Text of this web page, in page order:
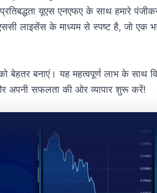
यूएस एनएफए के साथ हमारे
लाइसेंस के माध्यम से स्पष्ट है, जो एक
बनाएं। यह महत्वपूर्ण लाभ के साथ
अपनी सफलता की ओर व्यापार शुरू करें!